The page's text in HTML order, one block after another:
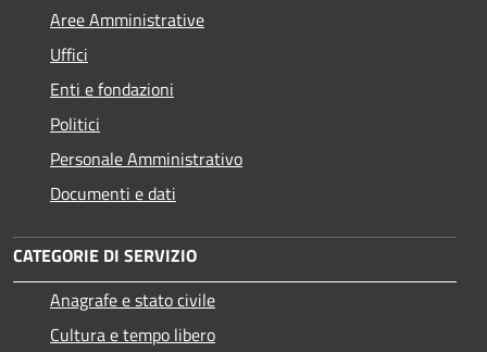
Aree Amministrative
Uffici
Enti e fondazioni
Politici
Personale Amministrativo
Documenti e dati
CATEGORIE DI SERVIZIO
Anagrafe e stato civile
Cultura e tempo libero